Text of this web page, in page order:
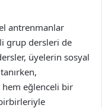
antrenmanlar
grup dersleri de
üyelerin sosyal
hem eğlenceli bir